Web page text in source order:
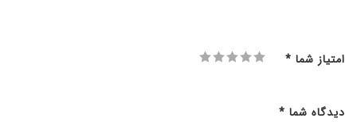
امتیاز شما *
دیدگاه شما *